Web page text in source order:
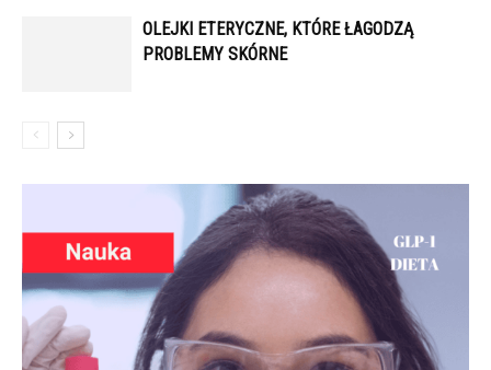
OLEJKI ETERYCZNE, KTÓRE ŁAGODZĄ
PROBLEMY SKÓRNE